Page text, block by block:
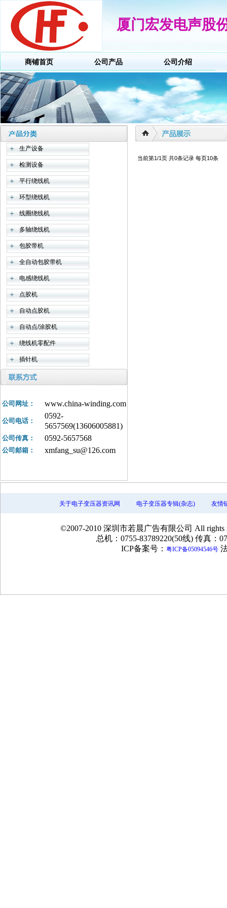
厦门宏发电声股
商铺首页 公司产品 公司介绍
生产设备
检测设备
平行绕线机
环型绕线机
线圈绕线机
多轴绕线机
包胶带机
全自动包胶带机
电感绕线机
点胶机
自动点胶机
自动点/涂胶机
绕线机零配件
插针机
公司网址： www.china-winding.com
公司电话：
0592-
5657569(13606005881)
公司传真： 0592-5657568
公司邮箱： xmfang_su@126.com
当前第1/1页 共0条记录 每页10条
关于电子变压器资讯网 电子变压器专辑(杂志) 友情
©2007-2010 深圳市若晨广告有限公司 All
总机：0755-83789220(50线) 传真：
ICP备案号： 粤ICP备05094546号